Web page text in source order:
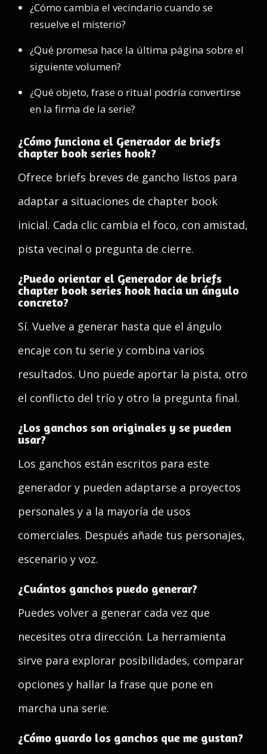
¿Cómo cambia el vecindario cuando se
resuelve el misterio?
¿Qué promesa hace la última página sobre el
siguiente volumen?
¿Qué objeto, frase o ritual podría convertirse
en la firma de la serie?
¿Cómo funciona el Generador de briefs
chapter book series hook?
Ofrece briefs breves de gancho listos para
adaptar a situaciones de chapter book
inicial. Cada clic cambia el foco, con amistad,
pista vecinal o pregunta de cierre.
¿Puedo orientar el Generador de briefs
chapter book series hook hacia un ángulo
concreto?
Sí. Vuelve a generar hasta que el ángulo
encaje con tu serie y combina varios
resultados. Uno puede aportar la pista, otro
el conflicto del trío y otro la pregunta final.
¿Los ganchos son originales y se pueden
usar?
Los ganchos están escritos para este
generador y pueden adaptarse a proyectos
personales y a la mayoría de usos
comerciales. Después añade tus personajes,
escenario y voz.
¿Cuántos ganchos puedo generar?
Puedes volver a generar cada vez que
necesites otra dirección. La herramienta
sirve para explorar posibilidades, comparar
opciones y hallar la frase que pone en
marcha una serie.
¿Cómo guardo los ganchos que me gustan?